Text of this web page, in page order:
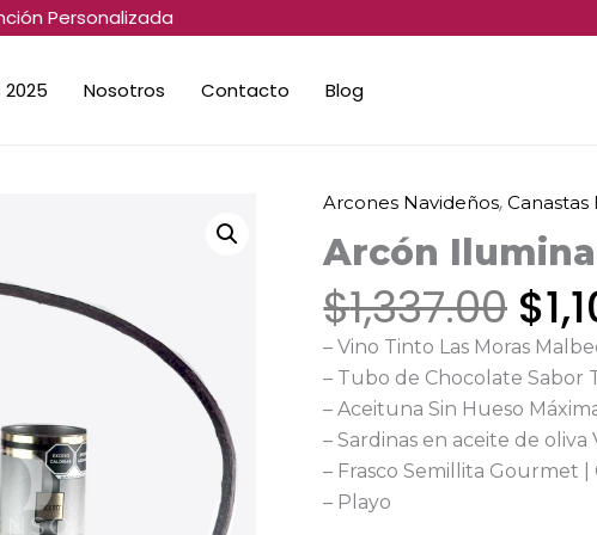
Personalizada
Nosotros Contacto Blog
Arcones Navideños,Canastas
Arcón
$1,337.00 $
– Vino Tinto Las Moras
– Tubo de Chocolate Sabor
– Aceituna Sin Hueso
– Sardinas en aceite de oliva
– Frasco Semillita Gourmet
– Playo
Arcón
Iluminado
cantidad